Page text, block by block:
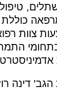
צוות
דינה